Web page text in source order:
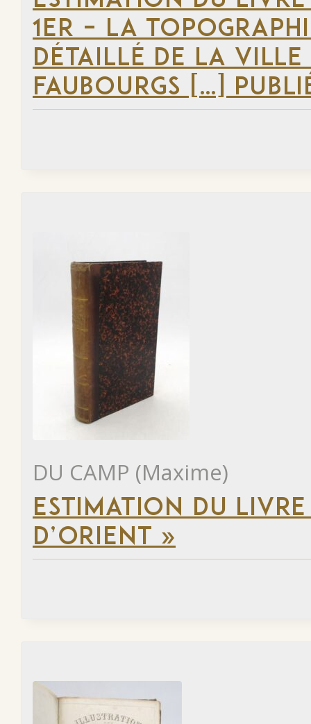
1ER – LA
DÉTAILLÉ DE LA VILLE
FAUBOURGS […]
DU CAMP (Maxime)
ESTIMATION DU
D’ORIENT »